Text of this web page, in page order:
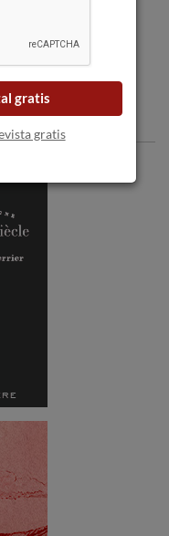
gratis
gratis